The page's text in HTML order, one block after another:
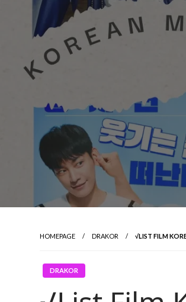
HOMEPAGE DRAKOR √LIST FILM
DRAKOR